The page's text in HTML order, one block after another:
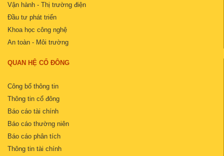
Vận hành - Thị trường điện
Đầu tư phát triển
Khoa học công nghệ
An toàn - Môi trường
QUAN HỆ CỔ ĐÔNG
Công bố thông tin
Thông tin cổ đông
Báo cáo tài chính
Báo cáo thường niên
Báo cáo phân tích
Thông tin tài chính